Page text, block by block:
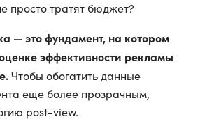
просто тратят бюджет?
— это фундамент, на котором
эффективности рекламы
Чтобы обогатить данные
еще более прозрачным,
post-view.